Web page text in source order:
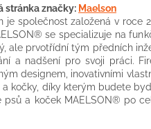
stránka značky: Maelson
je společnost založená v roce
se specializuje na
ale prvotřídní tým předních
a nadšení pro svoji práci.
designem, inovativními
a kočky, díky kterým budete
psů a koček MAELSON® po